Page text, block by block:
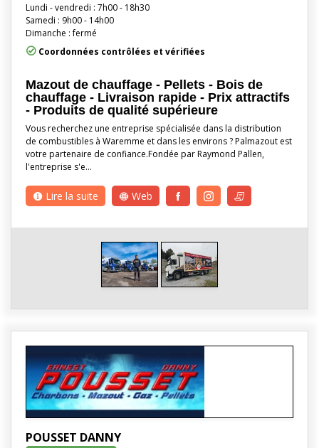
Lundi - vendredi : 7h00 - 18h30
Samedi : 9h00 - 14h00
Dimanche : fermé
Coordonnées contrôlées et vérifiées
Mazout de chauffage - Pellets - Bois de
chauffage - Livraison rapide - Prix attractifs
- Produits de qualité supérieure
Vous recherchez une entreprise spécialisée dans la distribution
de combustibles à Waremme et dans les environs ? Palmazout est
votre partenaire de confiance.Fondée par Raymond Pallen,
l'entreprise s'e…
Lire la suite Web
POUSSET DANNY